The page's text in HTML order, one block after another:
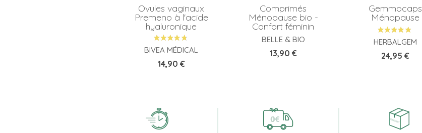
Ovules vaginaux
Premeno à l'acide
hyaluronique
BIVEA MÉDICAL
Prix
14,90 €
Comprimés
Ménopause bio -
Confort féminin
BELLE & BIO
Prix
13,90 €
Gemmocaps
Ménopause
HERBALGEM
Prix
24,95 €